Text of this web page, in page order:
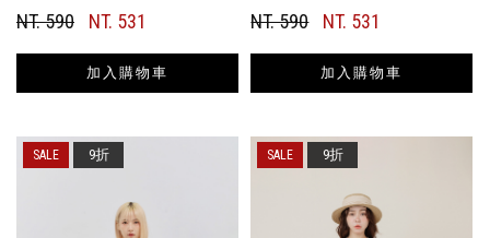
NT. 590 NT. 531
加入購物車
NT. 590 NT. 531
加入購物車
9折 9折